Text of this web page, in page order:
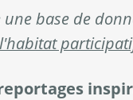
une base de